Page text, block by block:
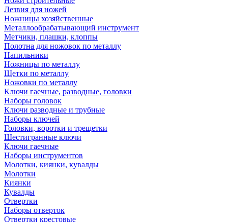
Лезвия для ножей
Ножницы хозяйственные
Металлообрабатывающий инструмент
Метчики, плашки, клоппы
Полотна для ножовок по металлу
Напильники
Ножницы по металлу
Щетки по металлу
Ножовки по металлу
Ключи гаечные, разводные, головки
Наборы головок
Ключи разводные и трубные
Наборы ключей
Головки, воротки и трещетки
Шестигранные ключи
Ключи гаечные
Наборы инструментов
Молотки, киянки, кувалды
Молотки
Киянки
Кувалды
Отвертки
Наборы отверток
Отвертки крестовые